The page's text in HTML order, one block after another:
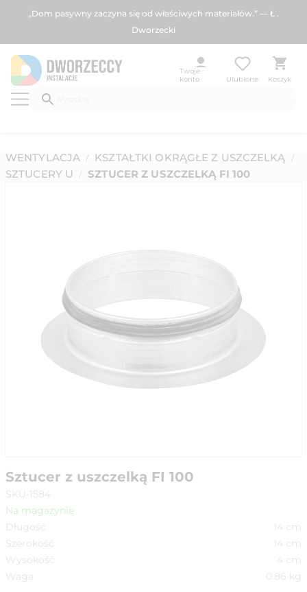
„Dom pasywny zaczyna się od właściwych materiałów.” — Ł .
Dworzecki
Twoje
konto
Ulubione Koszyk
WENTYLACJA / KSZTAŁTKI OKRĄGŁE Z USZCZELKĄ /
SZTUCERY U / SZTUCER Z USZCZELKĄ FI 100
Sztucer z uszczelką FI 100
SKU-1584
Na magazynie
Długość
14 cm
Szerokość
14 cm
Wysokość
4 cm
Waga
0.86 kg